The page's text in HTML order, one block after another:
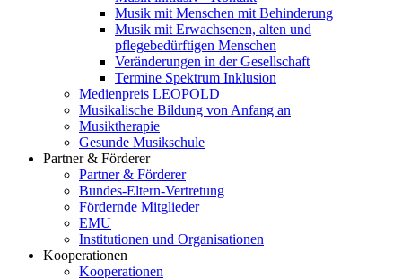
Musik mit Menschen mit Behinderung
Musik mit Erwachsenen, alten und
pflegebedürftigen Menschen
Veränderungen in der Gesellschaft
Termine Spektrum Inklusion
Medienpreis LEOPOLD
Musikalische Bildung von Anfang an
Musiktherapie
Gesunde Musikschule
Partner & Förderer
Partner & Förderer
Bundes-Eltern-Vertretung
Fördernde Mitglieder
EMU
Institutionen und Organisationen
Kooperationen
Kooperationen